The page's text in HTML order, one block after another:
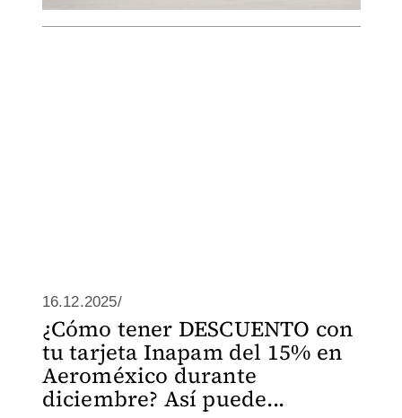
16.12.2025/
¿Cómo tener DESCUENTO con
tu tarjeta Inapam del 15% en
Aeroméxico durante
diciembre? Así puede...